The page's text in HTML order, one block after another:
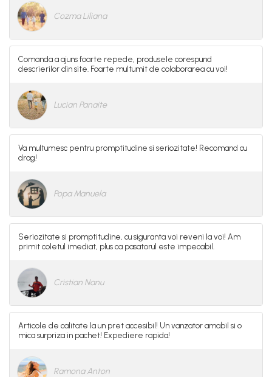
Intretinere Textile si Covoare
Accesorii Gradina
Markere Multisuprafete
Cozma Liliana
Comanda a ajuns foarte repede, produsele corespund
descrierilor din site. Foarte multumit de colaborarea cu voi!
Lucian Panaite
Va multumesc pentru promptitudine si seriozitate! Recomand cu
drag!
Popa Manuela
Seriozitate si promptitudine, cu siguranta voi reveni la voi! Am
primit coletul imediat, plus ca pasatorul este impecabil.
Cristian Nanu
Articole de calitate la un pret accesibil! Un vanzator amabil si o
mica surpriza in pachet! Expediere rapida!
Ramona Anton